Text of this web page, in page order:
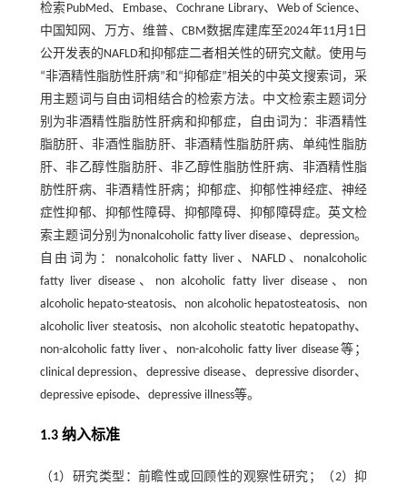
检索PubMed、Embase、Cochrane Library、Web of Science、
中国知网、万方、维普、CBM数据库建库至2024年11月1日
公开发表的NAFLD和抑郁症二者相关性的研究文献。使用与
“非酒精性脂肪性肝病”和“抑郁症”相关的中英文搜索词，采
用主题词与自由词相结合的检索方法。中文检索主题词分
别为非酒精性脂肪性肝病和抑郁症，自由词为：非酒精性
脂肪肝、非酒性脂肪肝、非酒精性脂肪肝病、单纯性脂肪
肝、非乙醇性脂肪肝、非乙醇性脂肪性肝病、非酒精性脂
肪性肝病、非酒精性肝病；抑郁症、抑郁性神经症、神经
症性抑郁、抑郁性障碍、抑郁障碍、抑郁障碍症。英文检
索主题词分别为nonalcoholic fatty liver disease、depression。
自由词为：nonalcoholic fatty liver、NAFLD、nonalcoholic
fatty liver disease、non alcoholic fatty liver disease、non
alcoholic hepato-steatosis、non alcoholic hepatosteatosis、non
alcoholic liver steatosis、non alcoholic steatotic hepatopathy、
non-alcoholic fatty liver、non-alcoholic fatty liver disease等；
clinical depression、depressive disease、depressive disorder、
depressive episode、depressive illness等。
1.3 纳入标准
（1）研究类型：前瞻性或回顾性的观察性研究；（2）抑